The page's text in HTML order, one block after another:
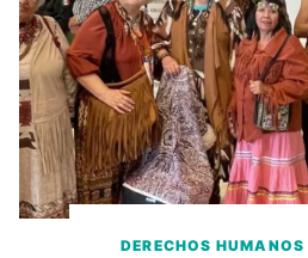
DERECHOS HUMANOS